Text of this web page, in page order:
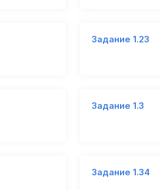
Задание 1.23
Задание 1.3
Задание 1.34